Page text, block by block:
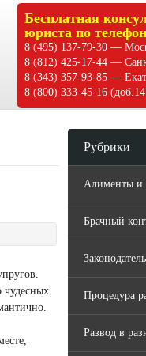
Бесплатная
юриста по
8 (495) 137-79-30 —
8 (812) 425-17-44 —
8 (343) 357-93-85 —
8 (800) 333-45-16
чудесных
Рубрики
Алименты и
Брачный
Процедура
Развод в